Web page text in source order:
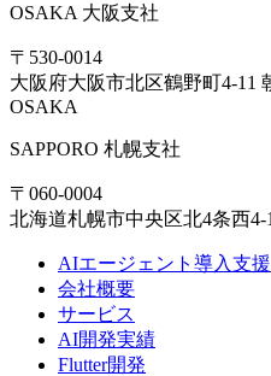
OSAKA 大阪支社
〒530-0014
大阪府大阪市北区鶴野町4-11
OSAKA
SAPPORO 札幌支社
〒060-0004
北海道札幌市中央区北4条西
AIエージェント導入支援
会社概要
サービス
AI開発実績
Flutter開発